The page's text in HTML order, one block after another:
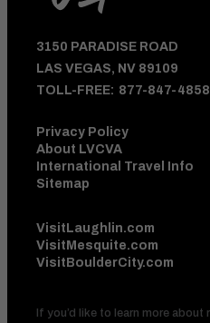
3150 PARADISE ROAD
LAS VEGAS, NV 89109
TOLL-FREE: 877-847-4858
Privacy Policy
About LVCVA
International Travel Info
Sitemap
VisitLaughlin.com
VisitMesquite.com
VisitBoulderCity.com
If you’d like to learn more